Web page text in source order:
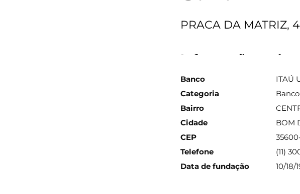
PRACA DA MATRIZ,
Informações sobre
Banco
ITAÚ
Categoria
Bairro
Cidade
BOM
CEP
Telefone
(11)
Data de fundação
10/18/